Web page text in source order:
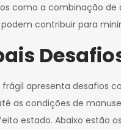
como a combinação
contribuir para
apresenta desafios
as condições de
estado. Abaixo estão